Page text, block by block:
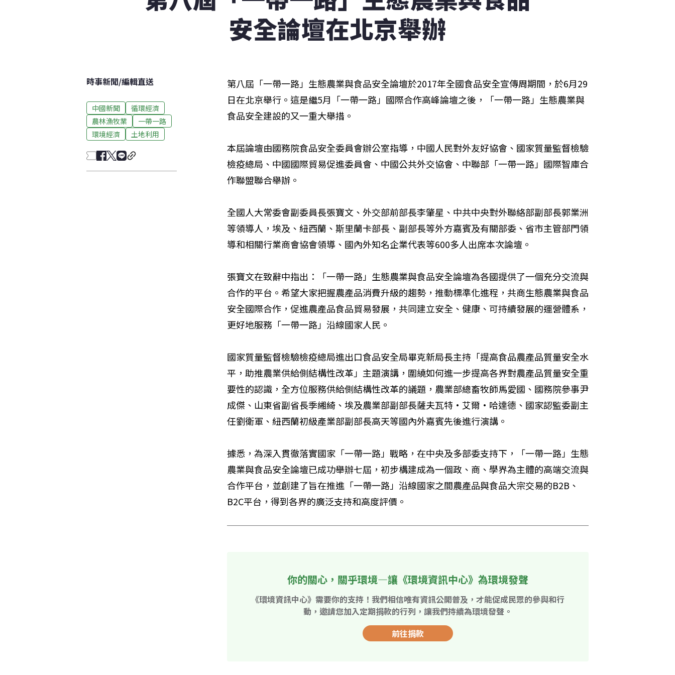
安全論壇在北京舉辦
時事新聞/編輯直送
中國新聞
循環經濟
農林漁牧業
一帶一路
環境經濟
土地利用
第八屆「一帶一路」生態農業與食品安全論壇於2017年全國食品安全宣傳周期間，於6月29
日在北京舉行。這是繼5月「一帶一路」國際合作高峰論壇之後，「一帶一路」生態農業與
食品安全建設的又一重大舉措。
本屆論壇由國務院食品安全委員會辦公室指導，中國人民對外友好協會、國家質量監督檢驗
檢疫總局、中國國際貿易促進委員會、中國公共外交協會、中聯部「一帶一路」國際智庫合
作聯盟聯合舉辦。
全國人大常委會副委員長張寶文、外交部前部長李肇星、中共中央對外聯絡部副部長郭業洲
等領導人，埃及、紐西蘭、斯里蘭卡部長、副部長等外方嘉賓及有關部委、省市主管部門領
導和相關行業商會協會領導、國內外知名企業代表等600多人出席本次論壇。
張寶文在致辭中指出：「一帶一路」生態農業與食品安全論壇為各國提供了一個充分交流與
合作的平台。希望大家把握農產品消費升級的趨勢，推動標準化進程，共商生態農業與食品
安全國際合作，促進農產品食品貿易發展，共同建立安全、健康、可持續發展的運營體系，
更好地服務「一帶一路」沿線國家人民。
國家質量監督檢驗檢疫總局進出口食品安全局畢克新局長主持「提高食品農產品質量安全水
平，助推農業供給側結構性改革」主題演講，圍繞如何進一步提高各界對農產品質量安全重
要性的認識，全方位服務供給側結構性改革的議題，農業部總畜牧師馬愛國、國務院參事尹
成傑、山東省副省長季緗綺、埃及農業部副部長薩夫瓦特·艾爾·哈達德、國家認監委副主
任劉衛軍、紐西蘭初級產業部副部長高天等國內外嘉賓先後進行演講。
據悉，為深入貫徹落實國家「一帶一路」戰略，在中央及多部委支持下，「一帶一路」生態
農業與食品安全論壇已成功舉辦七屆，初步構建成為一個政、商、學界為主體的高端交流與
合作平台，並創建了旨在推進「一帶一路」沿線國家之間農產品與食品大宗交易的B2B、
B2C平台，得到各界的廣泛支持和高度評價。
你的關心，關乎環境—讓《環境資訊中心》為環境發聲
《環境資訊中心》需要你的支持！我們相信唯有資訊公開普及，才能促成民眾的參與和行
動，邀請您加入定期捐款的行列，讓我們持續為環境發聲。
前往捐款